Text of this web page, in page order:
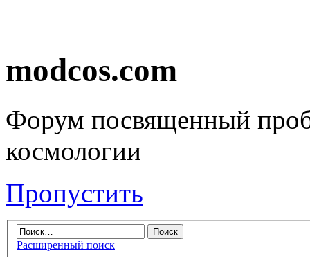
modcos.com
Форум посвященный
космологии
Пропустить
Расширенный поиск